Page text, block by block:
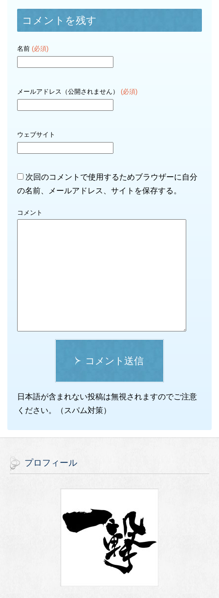
コメントを残す
名前 (必須)
メールアドレス（公開されません） (必須)
ウェブサイト
次回のコメントで使用するためブラウザーに自分
の名前、メールアドレス、サイトを保存する。
コメント
コメント送信
日本語が含まれない投稿は無視されますのでご注意
ください。（スパム対策）
プロフィール